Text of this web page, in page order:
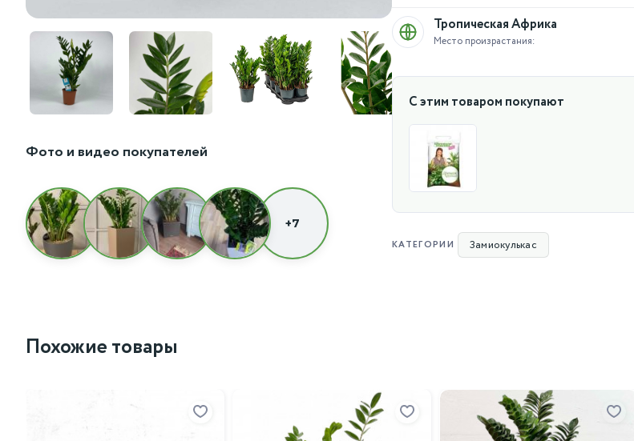
Фото и видео покупателей
+7
Место произрастания:
Тропическая Африка
С этим товаром покупают
КАТЕГОРИИ Замиокулькас
Похожие товары